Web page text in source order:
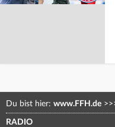
Du bist hier: www.FFH.de
RADIO